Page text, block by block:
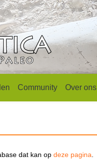
Community Over ons
dat kan op deze pagina